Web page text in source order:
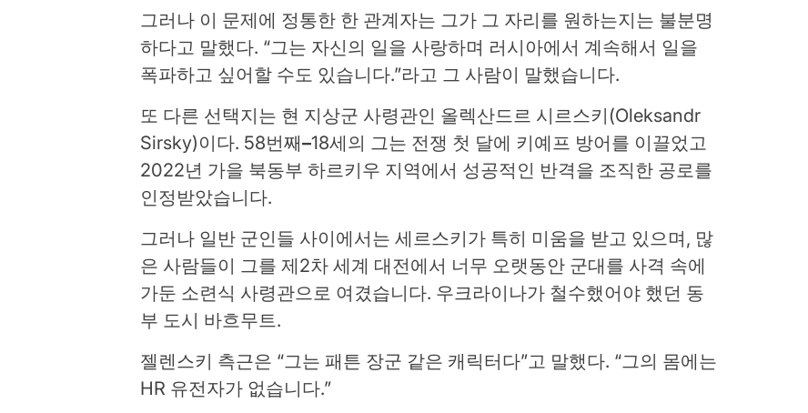
그러나 이 문제에 정통한 한 관계자는 그가 그 자리를 원하는지는 불분명
하다고 말했다. “그는 자신의 일을 사랑하며 러시아에서 계속해서 일을
폭파하고 싶어할 수도 있습니다.”라고 그 사람이 말했습니다.
또 다른 선택지는 현 지상군 사령관인 올렉산드르 시르스키(Oleksandr
Sirsky)이다. 58번째–18세의 그는 전쟁 첫 달에 키예프 방어를 이끌었고
2022년 가을 북동부 하르키우 지역에서 성공적인 반격을 조직한 공로를
인정받았습니다.
그러나 일반 군인들 사이에서는 세르스키가 특히 미움을 받고 있으며, 많
은 사람들이 그를 제2차 세계 대전에서 너무 오랫동안 군대를 사격 속에
가둔 소련식 사령관으로 여겼습니다. 우크라이나가 철수했어야 했던 동
부 도시 바흐무트.
젤렌스키 측근은 “그는 패튼 장군 같은 캐릭터다”고 말했다. “그의 몸에는
HR 유전자가 없습니다.”